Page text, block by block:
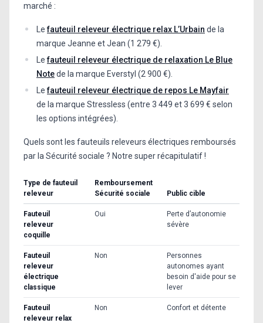
marché :
Lefauteuil releveur électrique relax L’Urbain de la
marque Jeanne et Jean (1 279 €).
Lefauteuil releveur électrique de relaxation Le Blue
Notede la marque Everstyl (2 900 €).
Lefauteuil releveur électrique de repos Le Mayfair
de la marque Stressless (entre 3 449 et 3 699 € selon
les options intégrées).
Quels sont les fauteuils releveurs électriques remboursés
par la Sécurité sociale ? Notre super récapitulatif !
Type de fauteuil
releveur
Remboursement
Sécurité sociale
Public cible
Fauteuil
releveur
coquille
Oui
Perte d’autonomie
sévère
Fauteuil
releveur
électrique
classique
Non
Personnes
autonomes ayant
besoin d'aide pour se
lever
Fauteuil
releveur relax
Non Confort et détente